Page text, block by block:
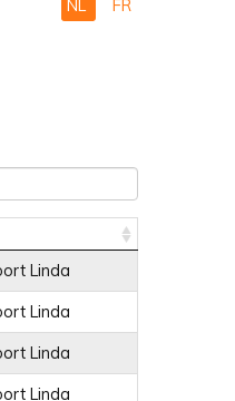
NL FR
Linda
Linda
Linda
Linda